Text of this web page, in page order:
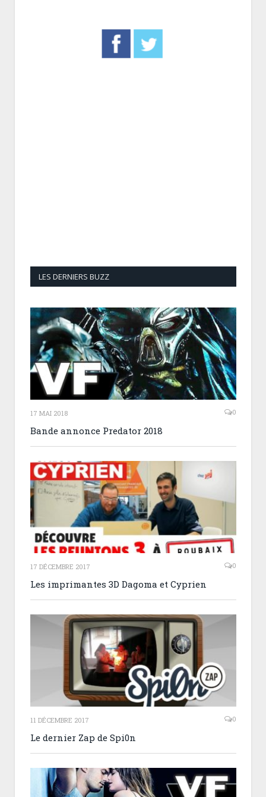
LES DERNIERS BUZZ
17 MAI 2018 0
Bande annonce Predator 2018
17 DÉCEMBRE 2017 0
Les imprimantes 3D Dagoma et Cyprien
11 DÉCEMBRE 2017 0
Le dernier Zap de Spi0n